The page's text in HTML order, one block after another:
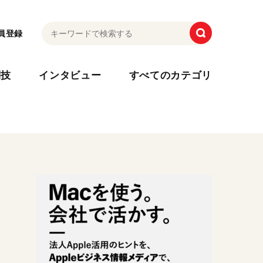
登録
インタビュー すべてのカテゴリ